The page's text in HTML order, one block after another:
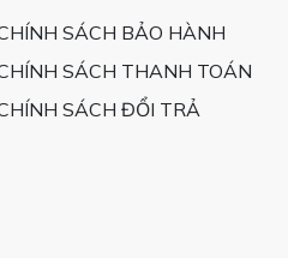
SÁCH BẢO HÀNH
SÁCH THANH TOÁN
SÁCH ĐỔI TRẢ